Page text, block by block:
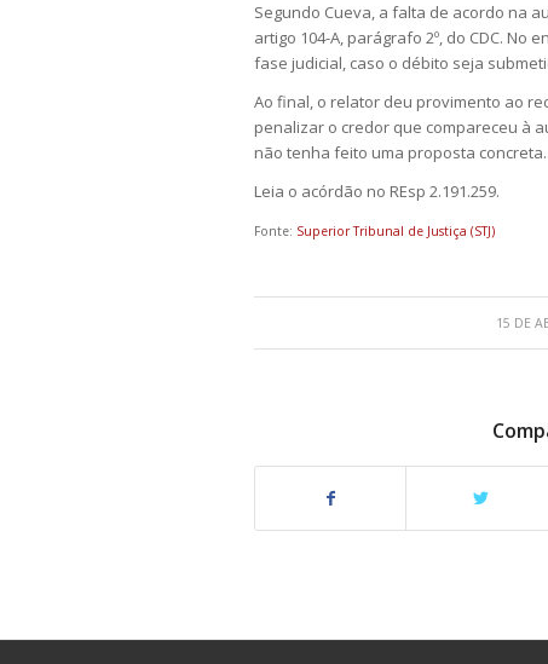
Segundo Cueva, a falta de acordo na
artigo 104-A, parágrafo 2º, do CDC.
fase judicial, caso o débito seja
Ao final, o relator deu provimento ao
penalizar o credor que compareceu à
não tenha feito uma proposta concreta.
Leia o acórdão no REsp 2.191.259.
Fonte: Superior Tribunal de Justiça (STJ)
15 DE